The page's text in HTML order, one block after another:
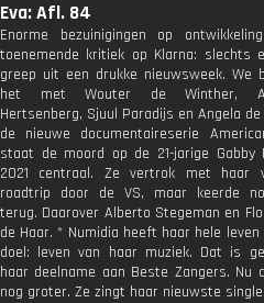
Eva: Afl. 84
Enorme bezuinigingen op
toenemende kritiek op Klarna: slechts
greep uit een drukke nieuwsweek. We
het met Wouter de Winther,
Hertsenberg, Sjuul Paradijs en Angela
de nieuwe documentaireserie
staat de moord op de 21-jarige
2021 centraal. Ze vertrok met haar
roadtrip door de VS, maar keerde
terug. Daarover Alberto Stegeman en
de Haar. * Numidia heeft haar hele
doel: leven van haar muziek. Dat is
haar deelname aan Beste Zangers. Nu
nog groter. Ze zingt haar nieuwste